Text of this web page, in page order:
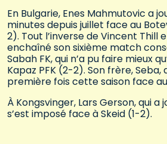
En Bulgarie, Enes Mahmutovic a
minutes depuis juillet face au
2). Tout l’inverse de Vincent Thill
enchaîné son sixième match
Sabah FK, qui n’a pu faire mieux
Kapaz PFK (2-2). Son frère,
première fois cette saison face
À Kongsvinger, Lars Gerson, qui
s’est imposé face à Skeid (1-2).